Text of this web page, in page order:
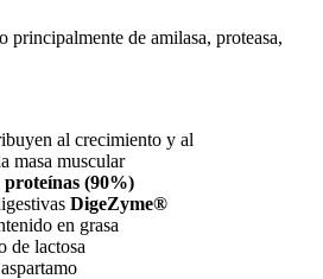
principalmente de amilasa, proteasa,
al crecimiento y al
masa muscular
(90%)
DigeZyme®
en grasa
de lactosa